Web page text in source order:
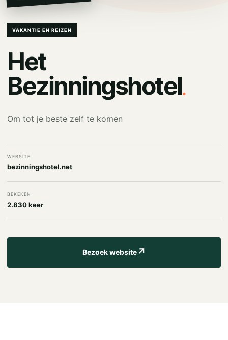
VAKANTIE EN REIZEN
Het
Bezinningshotel.
Om tot je beste zelf te komen
WEBSITE
bezinningshotel.net
BEKEKEN
2.830 keer
Bezoek website↗